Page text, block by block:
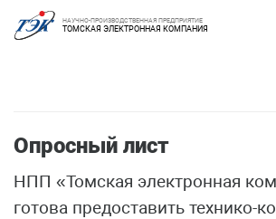
НАУЧНО-ПРОИЗВОДСТВЕННАЯ ПРЕДПРИЯТИЕ
ТОМСКАЯ ЭЛЕКТРОННАЯ КОМПАНИЯ
Опросный лист
НПП «Томская электронная
готова предоставить технико-